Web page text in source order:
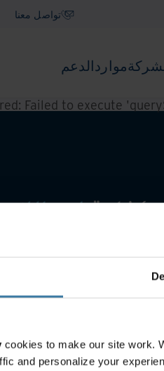
cookies to make our site work.
and personalize your
تواصل معنا
مواردالدعم
Failed to execute